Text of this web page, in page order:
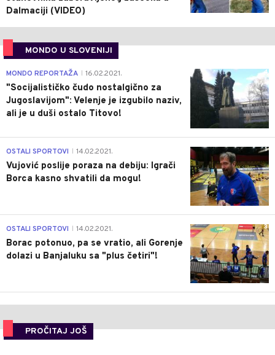
Dalmaciji (VIDEO)
MONDO U SLOVENIJI
4
MONDO REPORTAŽA 16.02.2021.
"Socijalističko čudo nostalgično za
Jugoslavijom": Velenje je izgubilo naziv,
ali je u duši ostalo Titovo!
1
OSTALI SPORTOVI 14.02.2021.
Vujović poslije poraza na debiju: Igrači
Borca kasno shvatili da mogu!
3
OSTALI SPORTOVI 14.02.2021.
Borac potonuo, pa se vratio, ali Gorenje
dolazi u Banjaluku sa "plus četiri"!
PROČITAJ JOŠ